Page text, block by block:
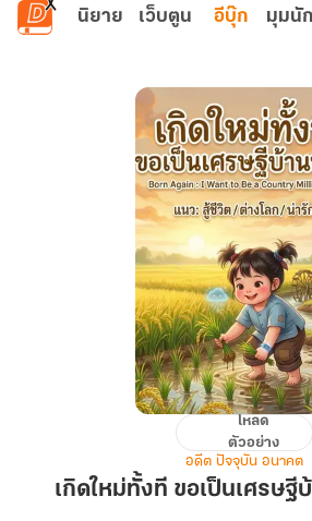
ข้ามไปยังเนื้อหาหลัก
นิยาย เว็บตูน อีบุ๊ก มุมนั
ทั้งที
โหลด
ตัวอย่าง
อดีต ปัจจุบัน อนาคต
เกิดใหม่ทั้งที ขอเป็นเศรษฐี